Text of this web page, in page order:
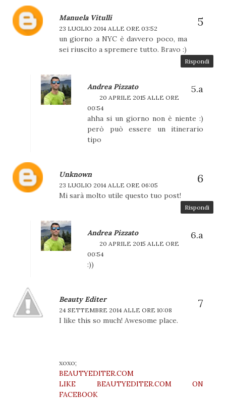
Manuela Vitulli
23 LUGLIO 2014 ALLE ORE 03:52
un giorno a NYC è davvero poco, ma
sei riuscito a spremere tutto. Bravo :)
Rispondi
Andrea Pizzato
20 APRILE 2015 ALLE ORE
00:54
ahha si un giorno non è niente :)
però può essere un itinerario
tipo
Unknown
23 LUGLIO 2014 ALLE ORE 06:05
Mi sarà molto utile questo tuo post!
Rispondi
Andrea Pizzato
20 APRILE 2015 ALLE ORE
00:54
:))
Beauty Editer
24 SETTEMBRE 2014 ALLE ORE 10:08
I like this so much! Awesome place.
xoxo;
BEAUTYEDITER.COM
LIKE BEAUTYEDITER.COM ON
FACEBOOK